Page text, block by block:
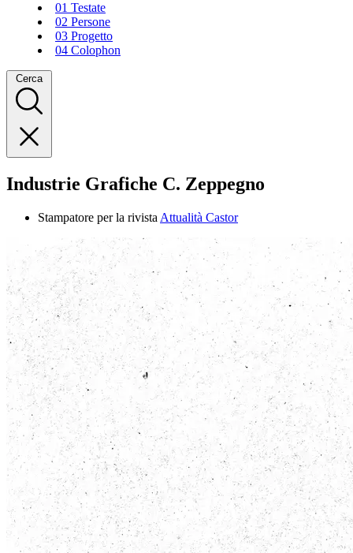
01 Testate
02 Persone
03 Progetto
04 Colophon
Cerca
Industrie Grafiche C. Zeppegno
Stampatore per la rivista Attualità Castor